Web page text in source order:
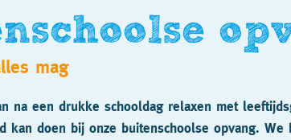
mag
na een drukke schooldag relaxen met
kan doen bij onze buitenschoolse opvang. We